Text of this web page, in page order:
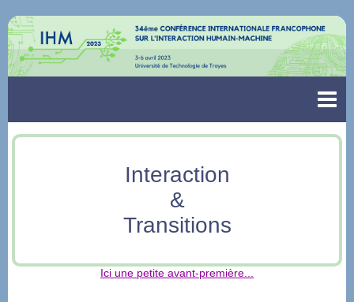
Interaction
&
Transitions
Ici une petite avant-première...